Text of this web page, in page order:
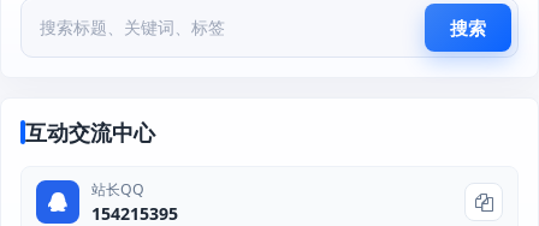
搜索
互动交流中心
站长QQ
154215395